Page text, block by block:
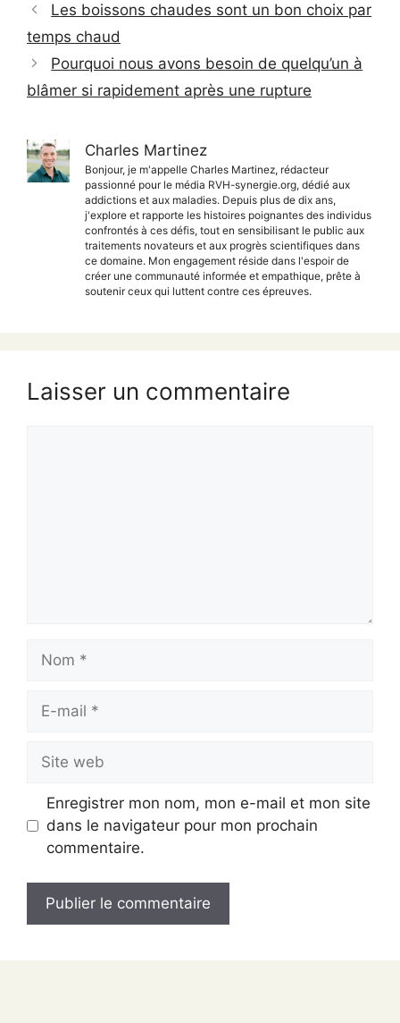
Les boissons chaudes sont un bon choix par
temps chaud
Pourquoi nous avons besoin de quelqu’un à
blâmer si rapidement après une rupture
Charles Martinez
Bonjour, je m'appelle Charles Martinez, rédacteur
passionné pour le média RVH-synergie.org, dédié aux
addictions et aux maladies. Depuis plus de dix ans,
j'explore et rapporte les histoires poignantes des individus
confrontés à ces défis, tout en sensibilisant le public aux
traitements novateurs et aux progrès scientifiques dans
ce domaine. Mon engagement réside dans l'espoir de
créer une communauté informée et empathique, prête à
soutenir ceux qui luttent contre ces épreuves.
Laisser un commentaire
Nom
Site
web
Enregistrer mon nom, mon e-mail et mon site
dans le navigateur pour mon prochain
commentaire.